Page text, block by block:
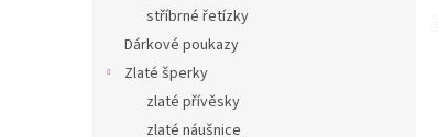
stříbrné řetízky
Dárkové poukazy
Zlaté šperky
zlaté přívěsky
zlaté náušnice